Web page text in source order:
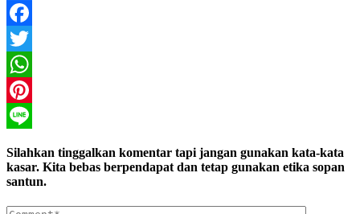
Facebook
Twitter
WhatsApp
Pinterest
Silahkan tinggalkan komentar tapi jangan gunakan kata-kata
kasar. Kita bebas berpendapat dan tetap gunakan etika sopan
santun.